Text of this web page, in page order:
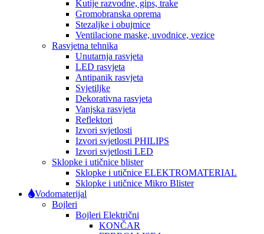
Kutije razvodne, gips, trake
Gromobranska oprema
Stezaljke i obujmice
Ventilacione maske, uvodnice, vezice
Rasvjetna tehnika
Unutarnja rasvjeta
LED rasvjeta
Antipanik rasvjeta
Svjetiljke
Dekorativna rasvjeta
Vanjska rasvjeta
Reflektori
Izvori svjetlosti
Izvori svjetlosti PHILIPS
Izvori svjetlosti LED
Sklopke i utičnice blister
Sklopke i utičnice ELEKTROMATERIAL
Sklopke i utičnice Mikro Blister
Vodomaterijal
Bojleri
Bojleri Električni
KONČAR